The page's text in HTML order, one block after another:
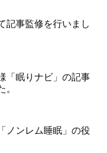
記事監修を行いまし
「眠りナビ」の記事
。
ノンレム睡眠」の役